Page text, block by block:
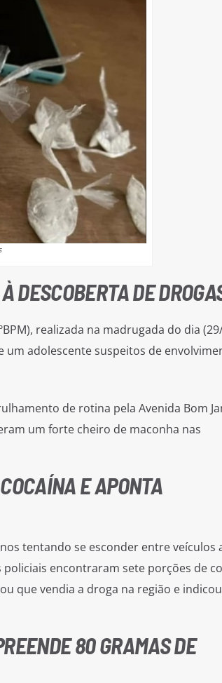
DESCOBERTA DE
realizada na madrugada do dia
adolescente suspeitos de
de rotina pela Avenida Bom
um forte cheiro de maconha nas
E APONTA
tentando se esconder entre veículos
encontraram sete porções de
que vendia a droga na região e
80 GRAMAS DE